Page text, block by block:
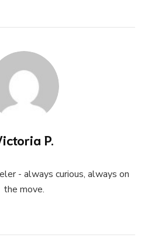
P.
- always curious, always on
the move.